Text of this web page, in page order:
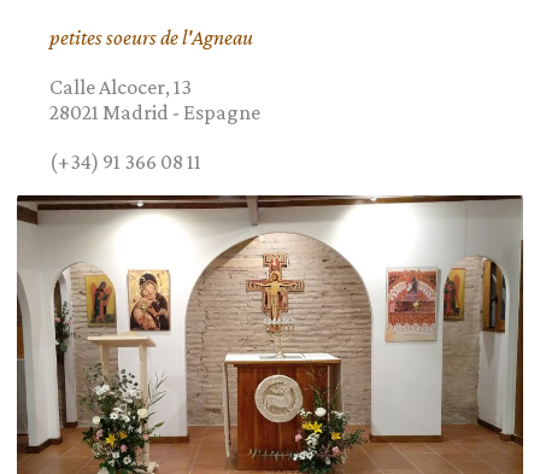
petites soeurs de l'Agneau
Calle Alcocer, 13
28021 Madrid - Espagne
(+34) 91 366 08 11